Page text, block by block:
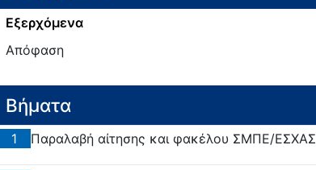
Εξερχόμενα
Απόφαση
Βήματα
1 Παραλαβή αίτησης και φακέλου ΣΜΠΕ/